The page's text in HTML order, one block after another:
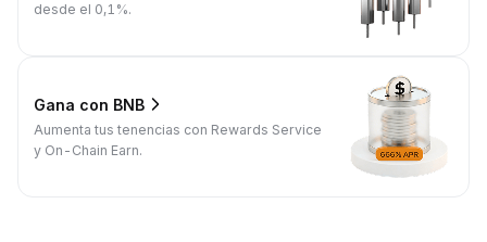
desde el 0,1%.
Gana con BNB
Aumenta tus tenencias con Rewards Service
y On-Chain Earn.